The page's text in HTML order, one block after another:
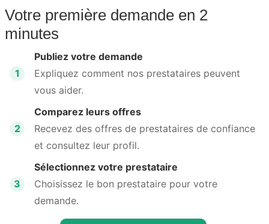
Votre première demande en 2
minutes
1
Publiez votre demande
Expliquez comment nos prestataires peuvent
vous aider.
2
Comparez leurs offres
Recevez des offres de prestataires de confiance
et consultez leur profil.
3
Sélectionnez votre prestataire
Choisissez le bon prestataire pour votre
demande.